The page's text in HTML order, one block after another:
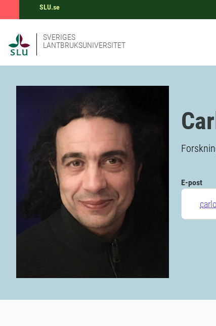
SLU.se
SVERIGES
LANTBRUKSUNIVERSITET
E-post